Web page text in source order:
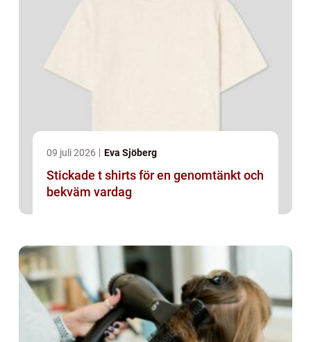
09 juli 2026 Eva Sjöberg
Stickade t shirts för en genomtänkt och
bekväm vardag